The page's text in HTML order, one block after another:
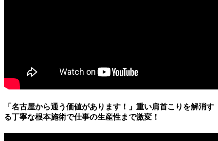
「名古屋から通う価値があります！」重い肩首こりを解消す
る丁寧な根本施術で仕事の生産性まで激変！